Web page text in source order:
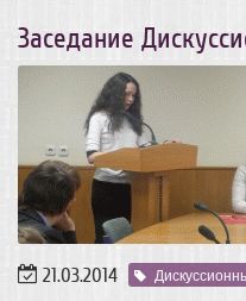
Заседание
21.03.2014